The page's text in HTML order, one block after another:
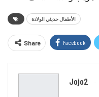
الأطفال حديثي الولادة
Share Facebook
Jojo2